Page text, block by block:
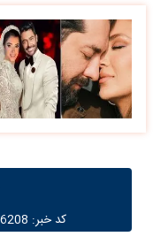
کد خبر: 276208